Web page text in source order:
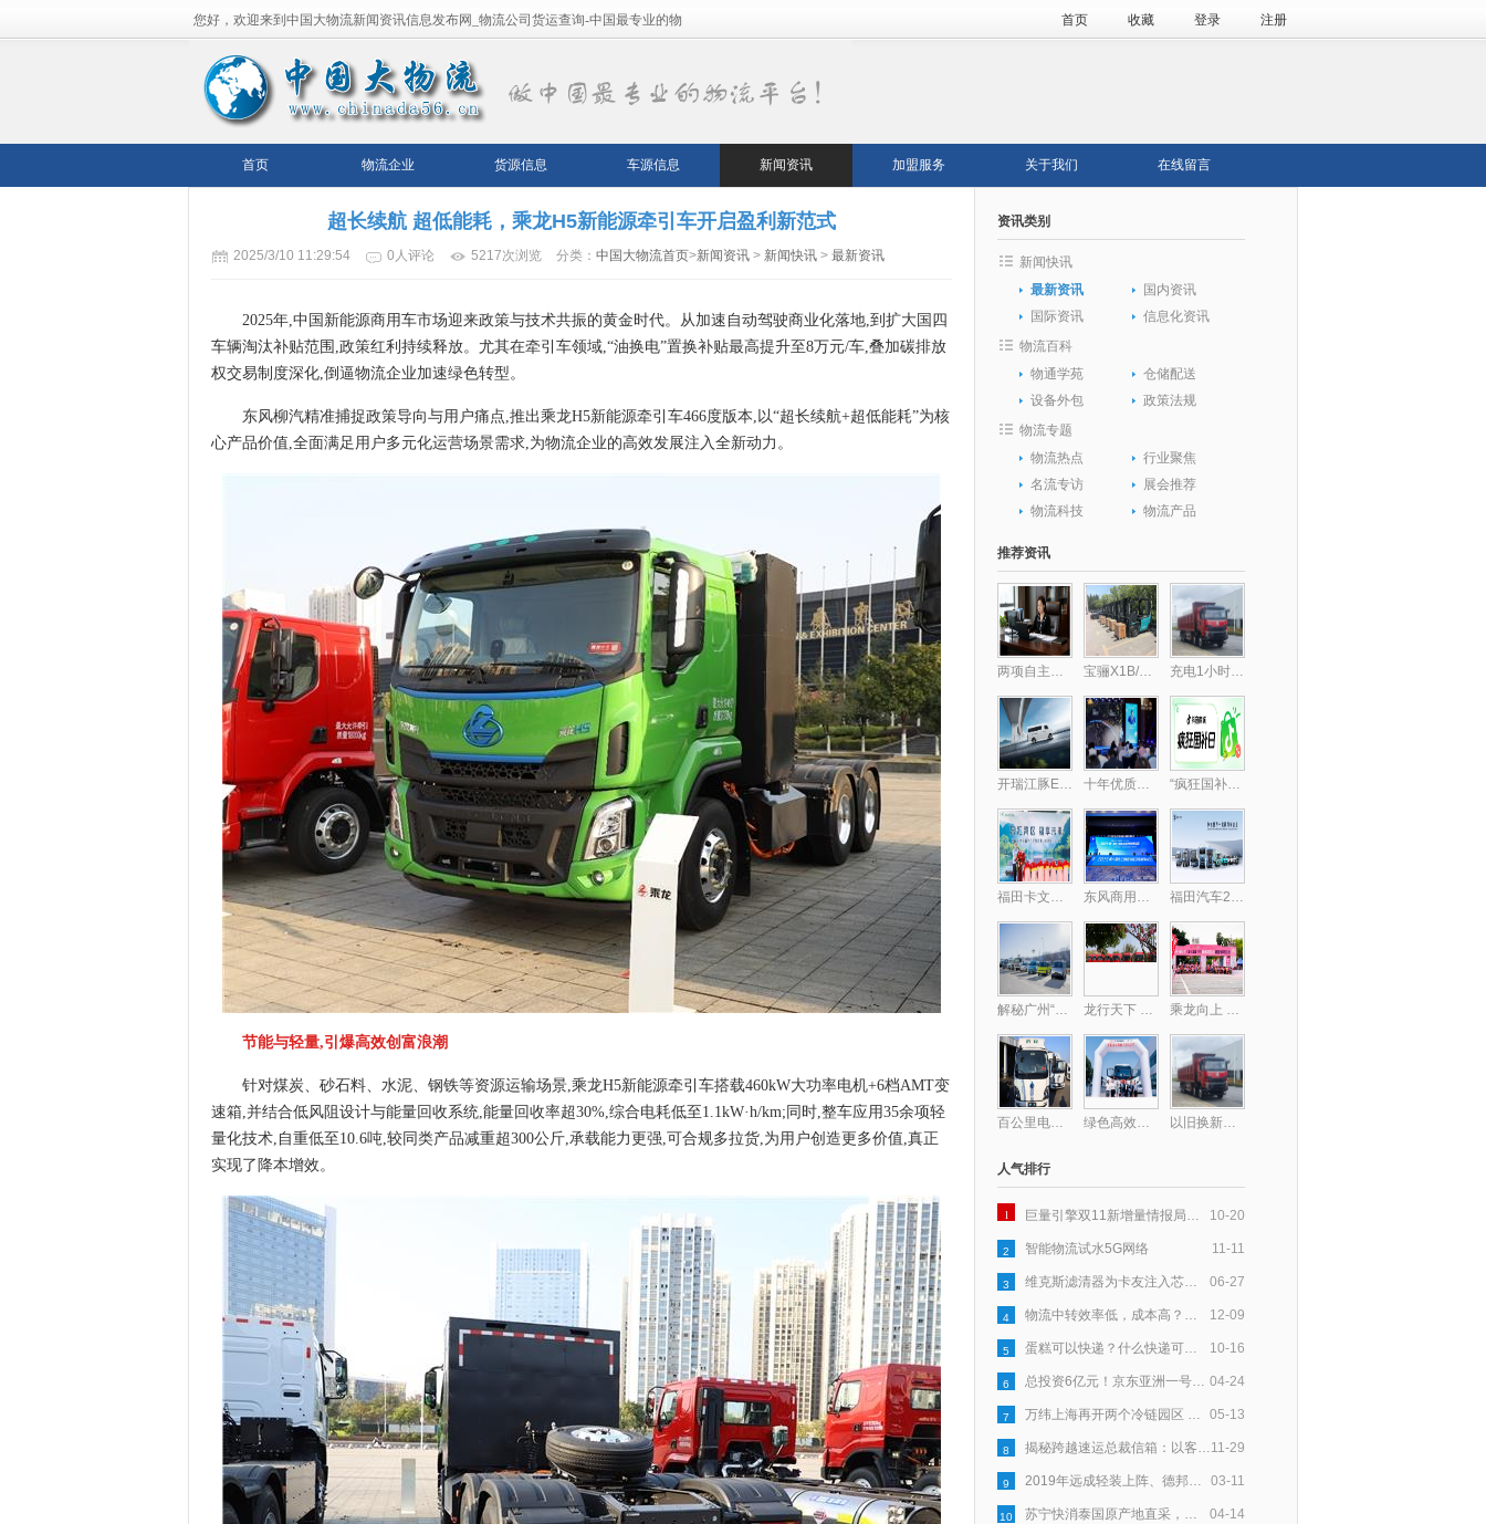
您好，欢迎来到中国大物流新闻资讯信息发布网_物流公司货运查询-中国最专业的物
流平台！
首页 收藏 登录 注册
首页 物流企业 货源信息 车源信息 新闻资讯 加盟服务 关于我们 在线留言
超长续航 超低能耗，乘龙H5新能源牵引车开启盈利新范式
2025/3/10 11:29:54 0人评论 5217次浏览 分类： 中国大物流首页>新闻资讯 > 新闻快讯 > 最新资讯
2025年,中国新能源商用车市场迎来政策与技术共振的黄金时代。从加速自动驾驶商业化落地,到扩大国四
车辆淘汰补贴范围,政策红利持续释放。尤其在牵引车领域,“油换电”置换补贴最高提升至8万元/车,叠加碳排放
权交易制度深化,倒逼物流企业加速绿色转型。
东风柳汽精准捕捉政策导向与用户痛点,推出乘龙H5新能源牵引车466度版本,以“超长续航+超低能耗”为核
心产品价值,全面满足用户多元化运营场景需求,为物流企业的高效发展注入全新动力。
节能与轻量,引爆高效创富浪潮
针对煤炭、砂石料、水泥、钢铁等资源运输场景,乘龙H5新能源牵引车搭载460kW大功率电机+6档AMT变
速箱,并结合低风阻设计与能量回收系统,能量回收率超30%,综合电耗低至1.1kW·h/km;同时,整车应用35余项轻
量化技术,自重低至10.6吨,较同类产品减重超300公斤,承载能力更强,可合规多拉货,为用户创造更多价值,真正
实现了降本增效。
资讯类别
新闻快讯
最新资讯
国内资讯
国际资讯
信息化资讯
物流百科
物通学苑
仓储配送
设备外包
政策法规
物流专题
物流热点
行业聚焦
名流专访
展会推荐
物流科技
物流产品
推荐资讯
两项自主核心技术破局行业痛点 包静引领跨境供应链数字化升级,库存周转效率提升30% 宝骊X1B/X3B批量交付，驱动“中国镁都”物料搬运绿色跃迁 充电1小时畅行300公里，乘龙H7纯电自卸破解里程焦虑
开瑞江豚E5/E7客运版上市，全面升级带来乘用级体验 十年优质乳工程，24小时鲜牛乳以鲜活“质”敬时代 “疯狂国补日”四五月加码再变身？上抖音享国补的背后，耐消行业商家机会来了
福田卡文乐福中山上市，智慧绿流打通珠三角新格局 东风商用车携龙擎3.0动力链强势亮相2025化工物流安全环保发展论坛 福田汽车2025年一季度新能源销量同比大增174.2%，持续领跑新能源市场
解秘广州“钻石型”顶层物流网络的最后一块拼图——广州东部公铁联运枢纽 龙行天下 以客为先丨龙擎动力爆单130台！助力钢铁物流提质增效 乘龙向上 共赴星海，乘龙跑团2025柳州马拉松激情开跑
百公里电耗低至31度，乘龙L2V新能源轻卡助卡友钱程似锦 绿色高效双驱动！德铁信可在华部署首批醇氢重卡 以旧换新至高补贴17万！乘龙H7纯电自卸换购正当时
人气排行
10-20
1 巨量引擎双11新增量情报局｜以「货」为核，多效并举让新品打爆更高效
11-11
2 智能物流试水5G网络
06-27
3 维克斯滤清器为卡友注入芯力量，爱心大派送全国盛启
12-09
4 物流中转效率低，成本高？跨越速运以科技赋能，助力产业升级
10-16
5 蛋糕可以快递？什么快递可以寄蛋糕？
04-24
6 总投资6亿元！京东亚洲一号鹤壁浚县物流园基建已完成50％
05-13
7 万纬上海再开两个冷链园区 守护舌尖上的食品安全
11-29
8 揭秘跨越速运总裁信箱：以客户为中心，五年收信6万封
03-11
9 2019年远成轻装上阵、德邦进军大件、安能要“活下去”
04-14
10 苏宁快消泰国原产地直采，智慧物流助力72小时速达